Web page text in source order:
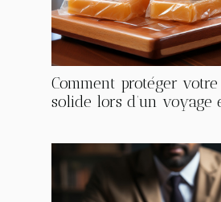
Comment protéger votre
solide lors d’un voyage